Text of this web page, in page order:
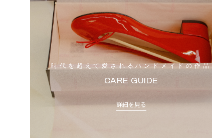
時代を超えて愛されるハンドメイドの作品
CARE GUIDE
詳細を見る